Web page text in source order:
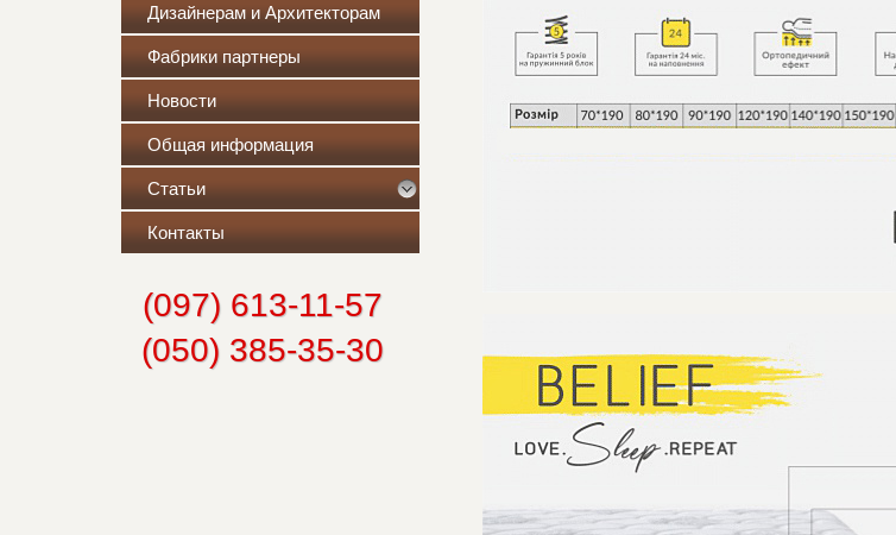
Дизайнерам и Архитекторам
Фабрики партнеры
Новости
Общая информация
Статьи
Контакты
(097) 613-11-57
(050) 385-35-30